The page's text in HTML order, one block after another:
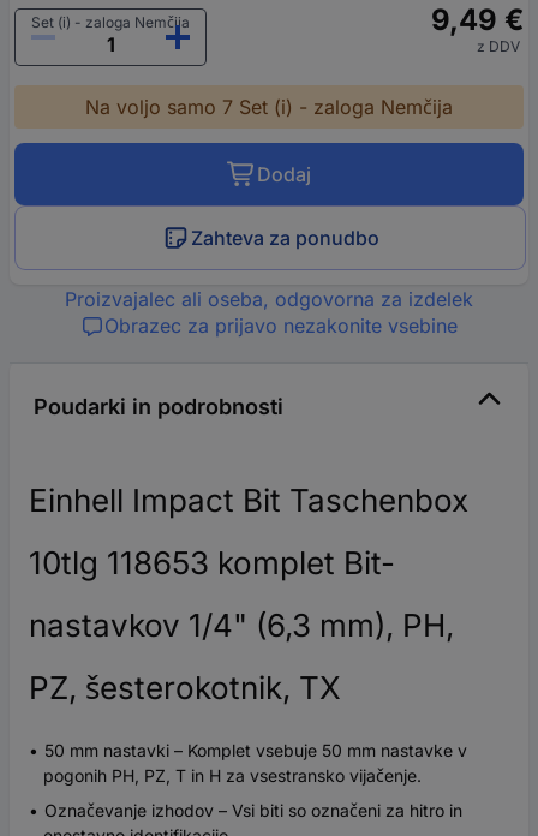
Set (i) - zaloga Nemčija
9,49 €
z DDV
Na voljo samo 7 Set (i) - zaloga Nemčija
Dodaj
Zahteva za ponudbo
Proizvajalec ali oseba, odgovorna za izdelek
Obrazec za prijavo nezakonite vsebine
Poudarki in podrobnosti
Einhell Impact Bit Taschenbox
10tlg 118653 komplet Bit-
nastavkov 1/4" (6,3 mm), PH,
PZ, šesterokotnik, TX
50 mm nastavki – Komplet vsebuje 50 mm nastavke v
pogonih PH, PZ, T in H za vsestransko vijačenje.
Označevanje izhodov – Vsi biti so označeni za hitro in